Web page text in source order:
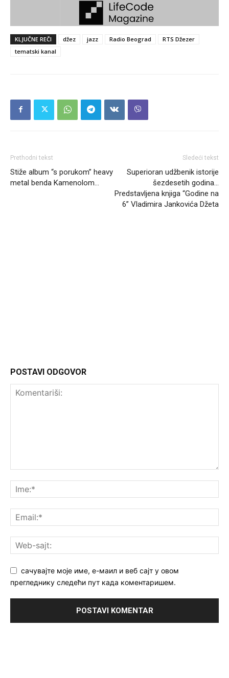
KLJUČNE REČI džez jazz Radio Beograd
RTS Džezer
tematski kanal
Prethodni tekst
Stiže album “s porukom” heavy
metal benda Kamenolom…
Sledeći tekst
Superioran udžbenik istorije
šezdesetih godina…
Predstavljena knjiga “Godine na
6” Vladimira Jankovića Džeta
POSTAVI ODGOVOR
сачувајте моје име, е-маил и веб сајт у овом
прегледнику следећи пут када коментаришем.